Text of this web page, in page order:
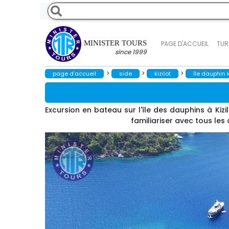
MINISTER TOURS
since 1999
PAGE D'ACCUEIL
page d'accueil > side > kizilot > île dauphin
Excursion en bateau sur l'île des dauphins à
familiariser avec tous les